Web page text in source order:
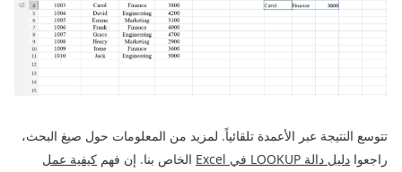
تتوسع النتيجة عبر الأعمدة تلقائياً. لمزيد من المعلومات حول صيغ البحث،
راجعوا دليل دالة LOOKUP في Excel الخاص بنا. إن فهم كيفية عمل